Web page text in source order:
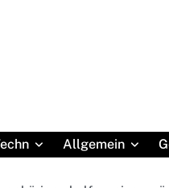
Allgemein